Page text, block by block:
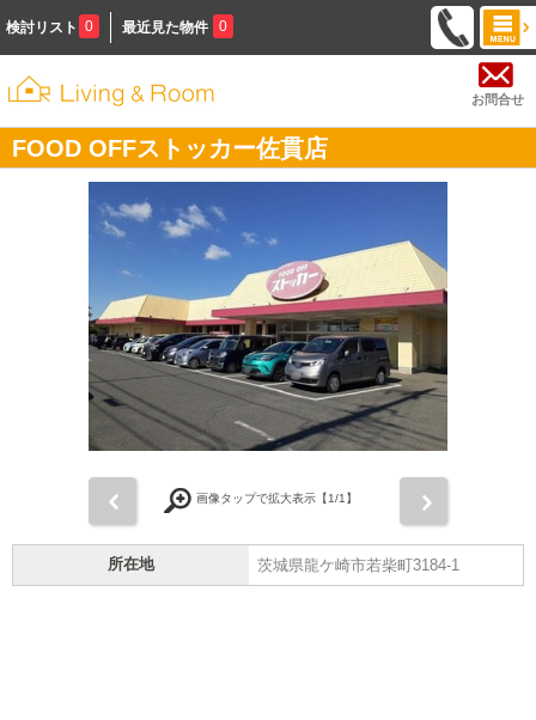
検討リスト 0 最近見た物件 0
お問合せ
FOOD OFFストッカー佐貫店
画像タップで拡大表示【1/1】
所在地 茨城県龍ケ崎市若柴町3184-1